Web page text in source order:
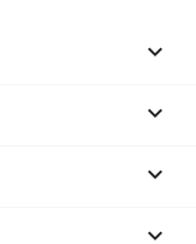



